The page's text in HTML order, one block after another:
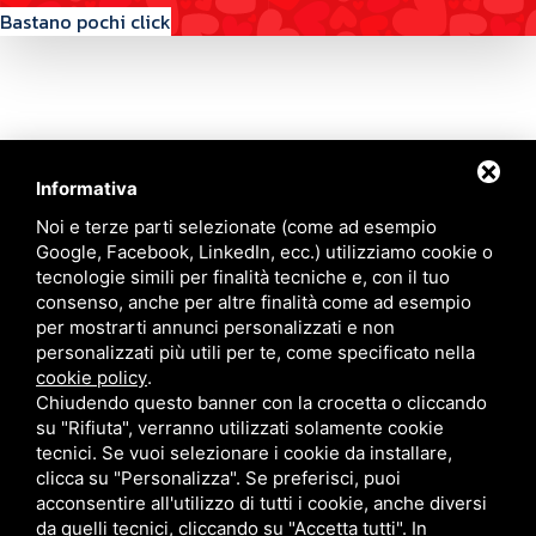
Informativa
Noi e terze parti selezionate (come ad esempio
Google, Facebook, LinkedIn, ecc.) utilizziamo cookie o
tecnologie simili per finalità tecniche e, con il tuo
consenso, anche per altre finalità come ad esempio
per mostrarti annunci personalizzati e non
personalizzati più utili per te, come specificato nella
cookie policy.
Chiudendo questo banner con la crocetta o cliccando
su "Rifiuta", verranno utilizzati solamente cookie
tecnici. Se vuoi selezionare i cookie da installare,
clicca su "Personalizza". Se preferisci, puoi
acconsentire all'utilizzo di tutti i cookie, anche diversi
da quelli tecnici, cliccando su "Accetta tutti". In
Bastano pochi click
Contattaci
Via Quinto Bucci, 205, 47521 Cesena (FC)
+39 0543 31536
+39 320 6635083
info@amiciziaeamore.it
Links
Chi siamo
Crea il tuo profilo
Franchising
Annunci
Blog
Contatti